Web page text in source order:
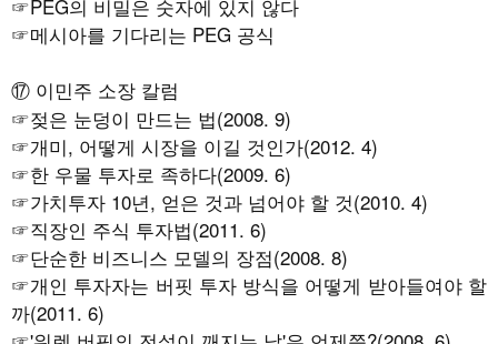
☞PEG의 비밀은 숫자에 있지 않다
☞메시아를 기다리는 PEG 공식
⑰ 이민주 소장 칼럼
☞젖은 눈덩이 만드는 법(2008. 9)
☞개미, 어떻게 시장을 이길 것인가(2012. 4)
☞한 우물 투자로 족하다(2009. 6)
☞가치투자 10년, 얻은 것과 넘어야 할 것(2010. 4)
☞직장인 주식 투자법(2011. 6)
☞단순한 비즈니스 모델의 장점(2008. 8)
☞개인 투자자는 버핏 투자 방식을 어떻게 받아들여야 할
까(2011. 6)